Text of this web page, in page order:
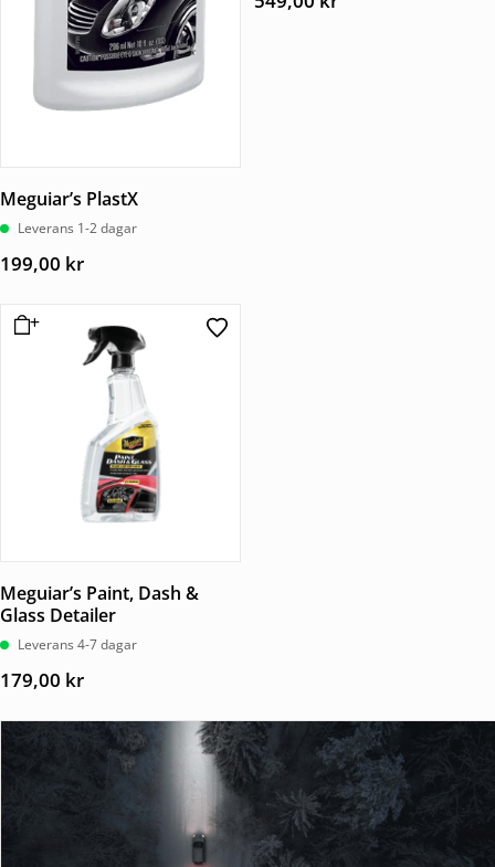
Meguiar’s PlastX
Leverans 1-2 dagar
199,00 kr
Meguiar’s Paint, Dash &
Glass Detailer
Leverans 4-7 dagar
179,00 kr